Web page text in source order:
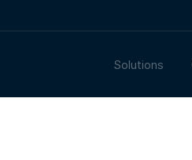
Solutions